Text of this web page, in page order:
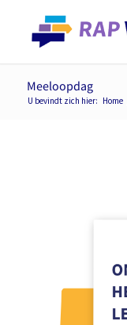
Meeloopdag
U bevindt zich hier: Home